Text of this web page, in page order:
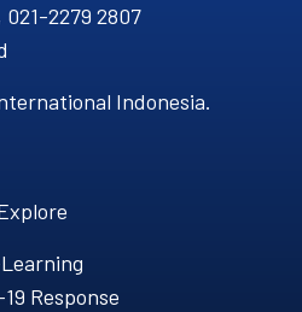
021-2279 2807
Indonesia.
Response